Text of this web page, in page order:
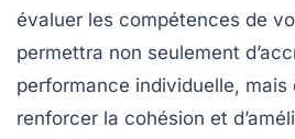
évaluer les compétences de
permettra non seulement
performance individuelle, mais
renforcer la cohésion et